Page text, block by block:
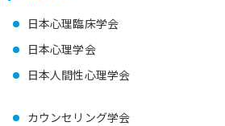
日本心理臨床学会
日本心理学会
日本人間性心理学会
カウンセリング学会